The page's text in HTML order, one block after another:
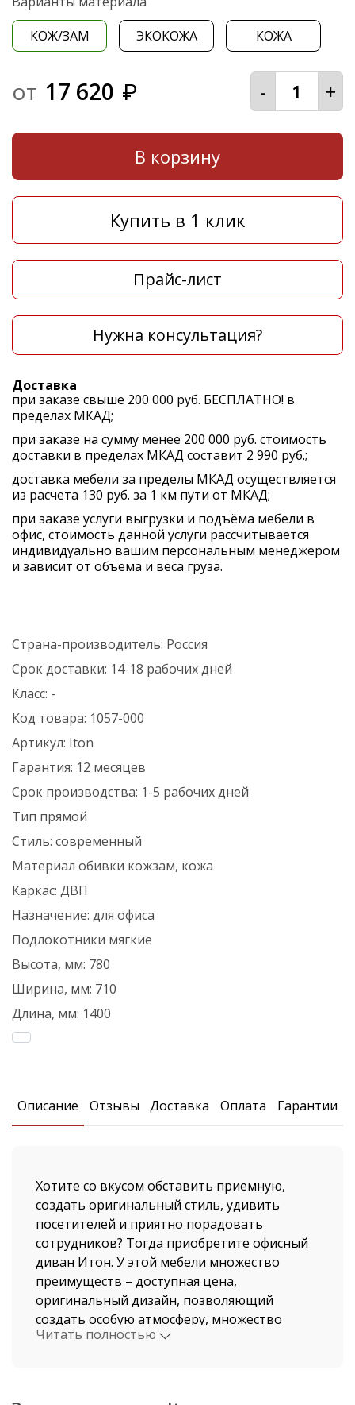
КОЖ/ЗАМ
ЭКОКОЖА КОЖА
от 17 620 ₽ - +
В корзину
Купить в 1 клик
Прайс-лист
Нужна консультация?
Доставка
при заказе свыше 200 000 руб. БЕСПЛАТНО! в
пределах МКАД;
при заказе на сумму менее 200 000 руб. стоимость
доставки в пределах МКАД составит 2 990 руб.;
доставка мебели за пределы МКАД осуществляется
из расчета 130 руб. за 1 км пути от МКАД;
при заказе услуги выгрузки и подъёма мебели в
офис, стоимость данной услуги рассчитывается
индивидуально вашим персональным менеджером
и зависит от объёма и веса груза.
Страна-производитель: Россия
Срок доставки: 14-18 рабочих дней
Класс: -
Код товара: 1057-000
Артикул: Iton
Гарантия: 12 месяцев
Срок производства: 1-5 рабочих дней
Тип прямой
Стиль: современный
Материал обивки кожзам, кожа
Каркас: ДВП
Назначение: для офиса
Подлокотники мягкие
Высота, мм: 780
Ширина, мм: 710
Длина, мм: 1400
Описание Отзывы Доставка Оплата Гарантии
Хотите со вкусом обставить приемную,
создать оригинальный стиль, удивить
посетителей и приятно порадовать
сотрудников? Тогда приобретите офисный
диван Итон. У этой мебели множество
преимуществ – доступная цена,
оригинальный дизайн, позволяющий
создать особую атмосферу, множество
расцветок обивки. Кроме того, диван Итон
Читать полностью